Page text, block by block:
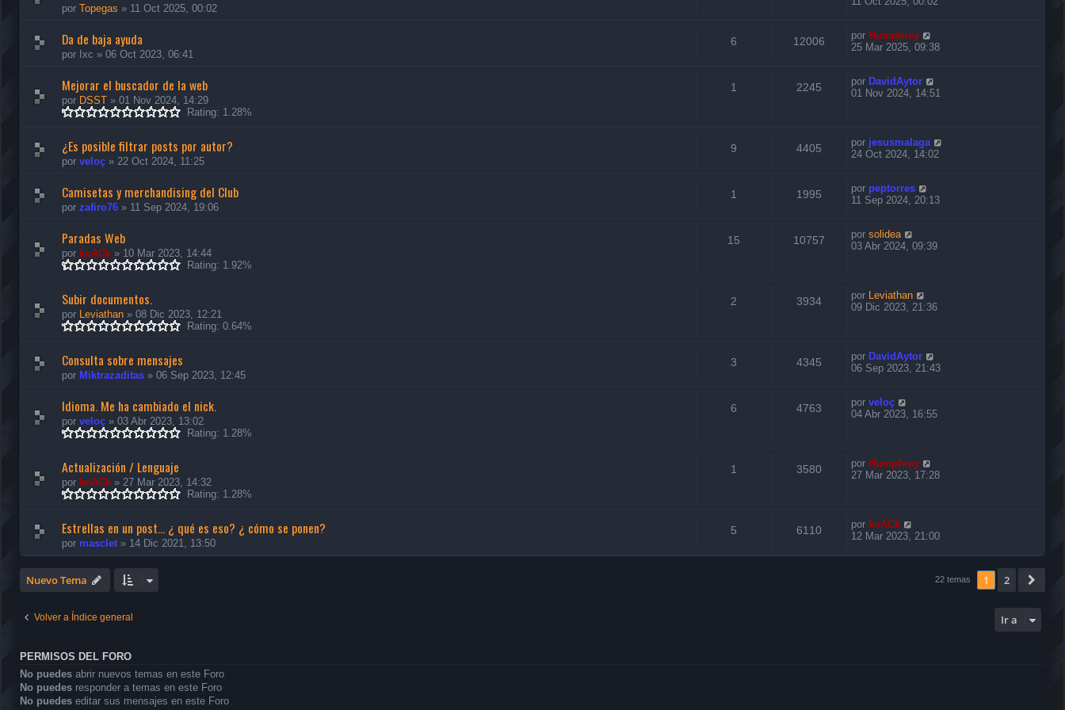
por Topegas » 11 Oct 2025, 00:02
Da de baja ayuda
por Ixc » 06 Oct 2023, 06:41
6 12006 por Humphrey
25 Mar 2025, 09:38
Mejorar el buscador de la web
por DSST » 01 Nov 2024, 14:29
Rating: 1.28%
1 2245 por DavidAytor
01 Nov 2024, 14:51
¿Es posible filtrar posts por autor?
por veloç » 22 Oct 2024, 11:25
9 4405 por jesusmalaga
24 Oct 2024, 14:02
Camisetas y merchandising del Club
por zafiro76 » 11 Sep 2024, 19:06
1 1995 por peptorres
11 Sep 2024, 20:13
Paradas Web
por knACk » 10 Mar 2023, 14:44
Rating: 1.92%
15 10757 por solidea
03 Abr 2024, 09:39
Subir documentos.
por Leviathan » 08 Dic 2023, 12:21
Rating: 0.64%
2 3934 por Leviathan
09 Dic 2023, 21:36
Consulta sobre mensajes
por Miktrazaditas » 06 Sep 2023, 12:45
3 4345 por DavidAytor
06 Sep 2023, 21:43
Idioma. Me ha cambiado el nick.
por veloç » 03 Abr 2023, 13:02
Rating: 1.28%
6 4763 por veloç
04 Abr 2023, 16:55
Actualización / Lenguaje
por knACk » 27 Mar 2023, 14:32
Rating: 1.28%
1 3580 por Humphrey
27 Mar 2023, 17:28
Estrellas en un post... ¿ qué es eso? ¿ cómo se ponen?
por masclet» 14 Dic 2021, 13:50
5 6110 por knACk
12 Mar 2023, 21:00
Nuevo Tema 22 temas 1 2
Volver a Índice general Ir a
PERMISOS DEL FORO
No puedes abrir nuevos temas en este Foro
No puedes responder a temas en este Foro
No puedes editar sus mensajes en este Foro